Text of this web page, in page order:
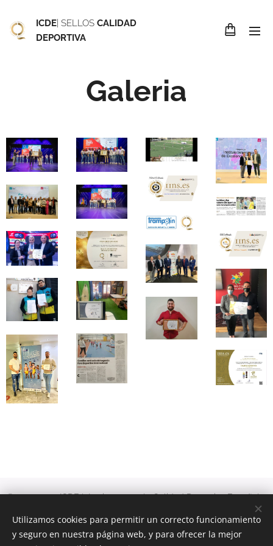
ICDE | SELLOS CALIDAD
DEPORTIVA
Galeria
© 2015-2026 ICDE | Instituto para la Calidad Deportiva Española.
Calidad Deportiva. Marca registrada
Utilizamos cookies para permitir un correcto funcionamiento
y seguro en nuestra página web, y para ofrecer la mejor